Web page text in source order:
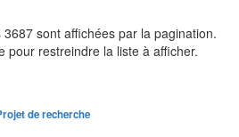
sont affichées par la pagination.
pour restreindre la liste à afficher.
de recherche